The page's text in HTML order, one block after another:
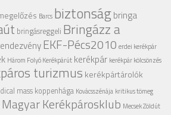
Barcs biztonságbringa
bringásreggeli Bringázz a
EKF-Pécs2010 erdei kerékpár
Három Folyó Kerékpárút kerékpár kerékpár kölcsönzés
turizmus kerékpártárolók
mass koppenhága Kovácsszénája kritikus tömeg
Magyar Kerékpárosklub Mecsek Zöldút